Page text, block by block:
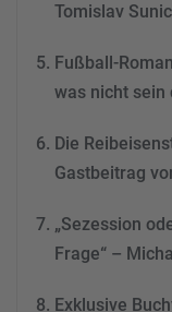
Tomislav Sunic
Fußball-
was nicht sein
Die
Gastbeitrag
„Sezession
Frage“ –
Exklusive